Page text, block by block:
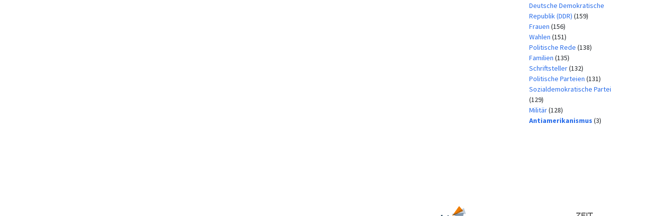
Deutsche Demokratische
Republik (DDR) (159)
Frauen (156)
Wahlen (151)
Politische Rede (138)
Familien (135)
Schriftsteller(132)
Politische Parteien (131)
Sozialdemokratische Partei
(129)
Militär(128)
Antiamerikanismus (3)